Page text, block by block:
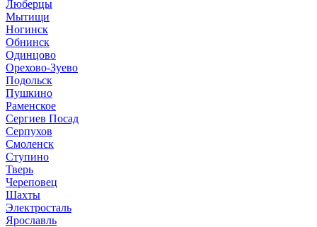
Люберцы
Мытищи
Ногинск
Обнинск
Одинцово
Орехово-Зуево
Подольск
Пушкино
Раменское
Сергиев Посад
Серпухов
Смоленск
Ступино
Тверь
Череповец
Шахты
Электросталь
Ярославль